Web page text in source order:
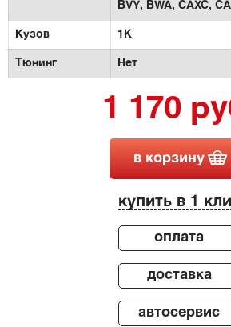
BVY,
BWA, CAXC,
Кузов 1K
Тюнинг Нет
1 170
в корзину
купить в 1
оплата
доставка
автосервис